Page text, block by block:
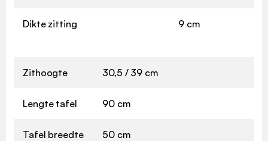
Dikte zitting 9 cm
Zithoogte 30,5 / 39 cm
Lengte tafel 90 cm
Tafel breedte 50 cm